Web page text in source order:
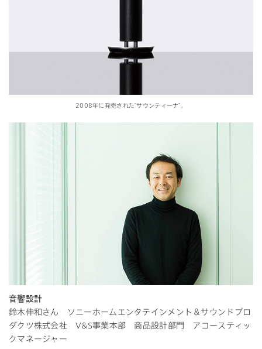
2008年に発売された”サウンティーナ”。
音響設計
鈴木伸和さん ソニーホームエンタテインメント＆サウンドプロ
ダクツ株式会社 V&S事業本部 商品設計部門 アコースティッ
クマネージャー